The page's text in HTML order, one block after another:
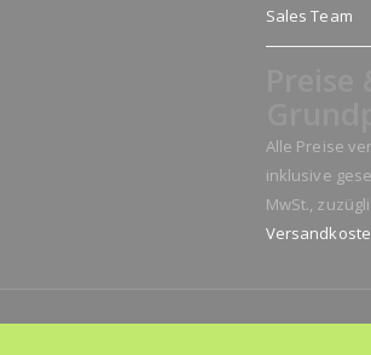
Sales Team
Alle Preise
inklusive
MwSt.,